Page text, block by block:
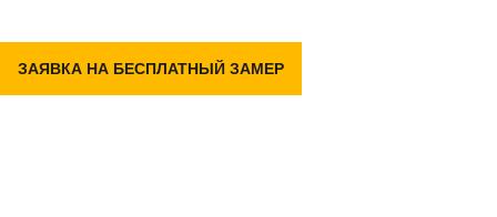
ЗАЯВКА НА БЕСПЛАТНЫЙ ЗАМЕР